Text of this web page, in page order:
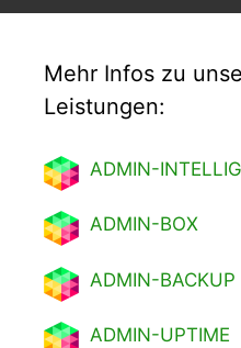
Mehr Infos zu
Leistungen:
ADMIN-
ADMIN-BOX
ADMIN-BACKUP
ADMIN-UPTIME